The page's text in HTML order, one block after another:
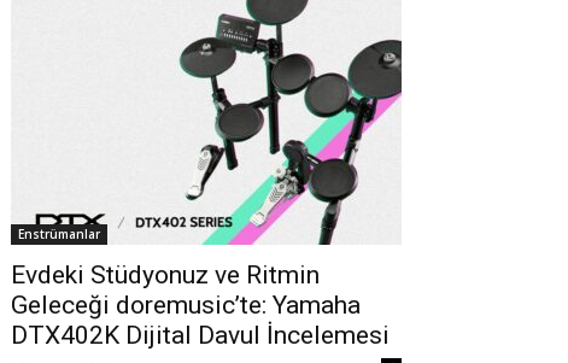
Enstrümanlar
Evdeki Stüdyonuz ve Ritmin
Geleceği doremusic’te: Yamaha
DTX402K Dijital Davul İncelemesi